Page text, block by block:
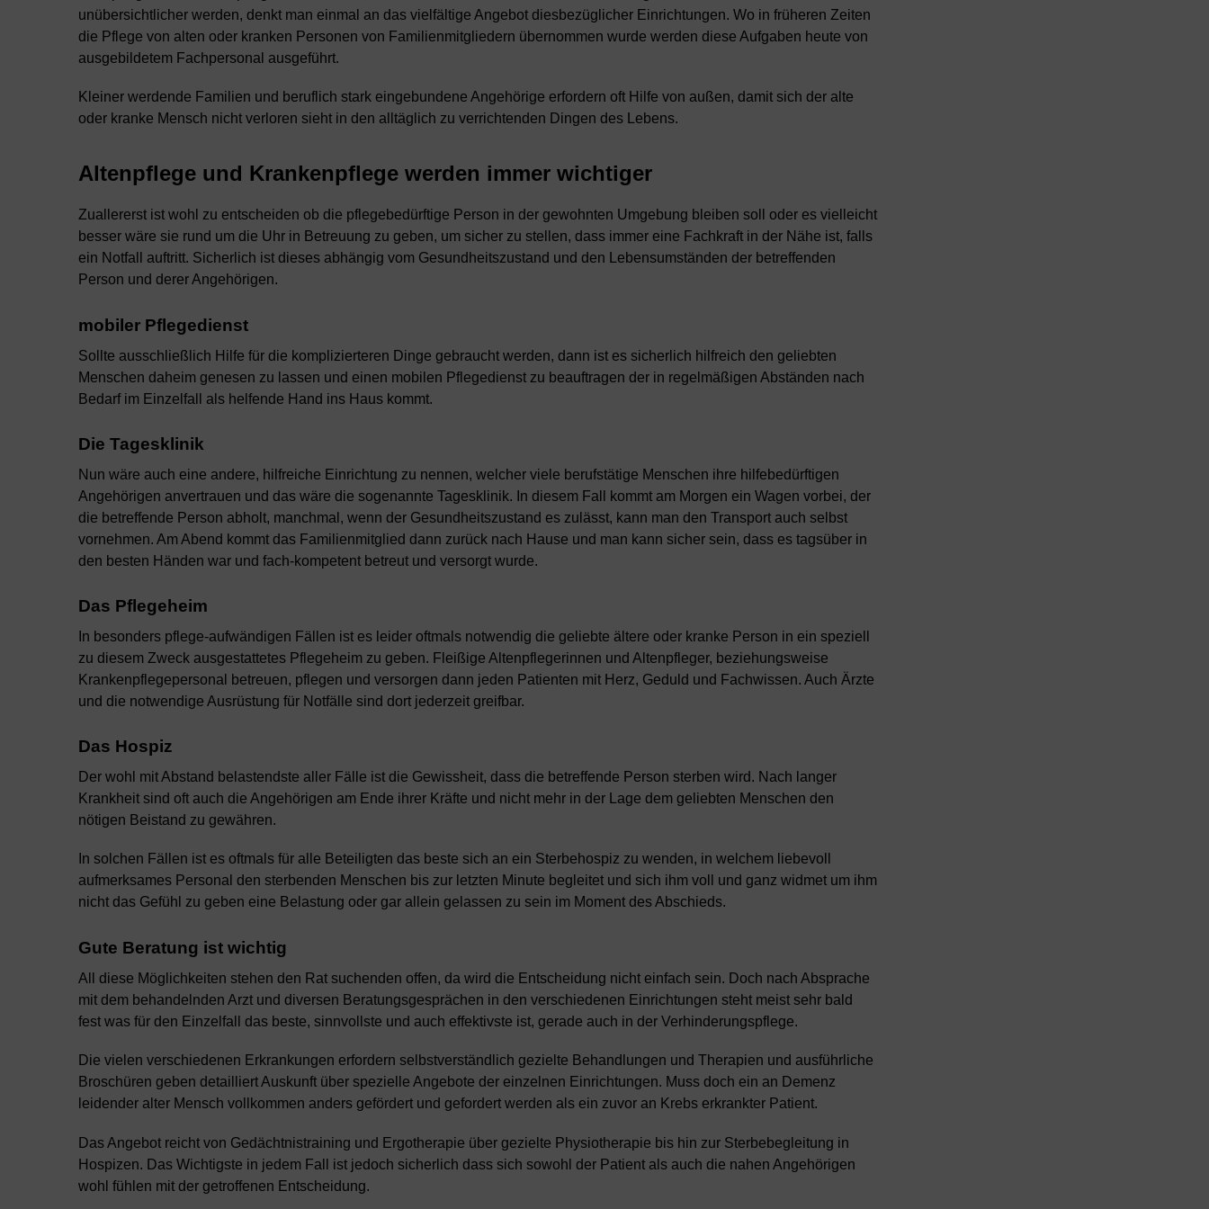
unübersichtlicher werden, denkt man einmal an das vielfältige Angebot diesbezüglicher Einrichtungen. Wo in früheren Zeiten
die Pflege von alten oder kranken Personen von Familienmitgliedern übernommen wurde werden diese Aufgaben heute von
ausgebildetem Fachpersonal ausgeführt.
Kleiner werdende Familien und beruflich stark eingebundene Angehörige erfordern oft Hilfe von außen, damit sich der alte
oder kranke Mensch nicht verloren sieht in den alltäglich zu verrichtenden Dingen des Lebens.
Altenpflege und Krankenpflege werden immer wichtiger
Zuallererst ist wohl zu entscheiden ob die pflegebedürftige Person in der gewohnten Umgebung bleiben soll oder es vielleicht
besser wäre sie rund um die Uhr in Betreuung zu geben, um sicher zu stellen, dass immer eine Fachkraft in der Nähe ist, falls
ein Notfall auftritt. Sicherlich ist dieses abhängig vom Gesundheitszustand und den Lebensumständen der betreffenden
Person und derer Angehörigen.
mobiler Pflegedienst
Sollte ausschließlich Hilfe für die komplizierteren Dinge gebraucht werden, dann ist es sicherlich hilfreich den geliebten
Menschen daheim genesen zu lassen und einen mobilen Pflegedienst zu beauftragen der in regelmäßigen Abständen nach
Bedarf im Einzelfall als helfende Hand ins Haus kommt.
Die Tagesklinik
Nun wäre auch eine andere, hilfreiche Einrichtung zu nennen, welcher viele berufstätige Menschen ihre hilfebedürftigen
Angehörigen anvertrauen und das wäre die sogenannte Tagesklinik. In diesem Fall kommt am Morgen ein Wagen vorbei, der
die betreffende Person abholt, manchmal, wenn der Gesundheitszustand es zulässt, kann man den Transport auch selbst
vornehmen. Am Abend kommt das Familienmitglied dann zurück nach Hause und man kann sicher sein, dass es tagsüber in
den besten Händen war und fach-kompetent betreut und versorgt wurde.
Das Pflegeheim
In besonders pflege-aufwändigen Fällen ist es leider oftmals notwendig die geliebte ältere oder kranke Person in ein speziell
zu diesem Zweck ausgestattetes Pflegeheim zu geben. Fleißige Altenpflegerinnen und Altenpfleger, beziehungsweise
Krankenpflegepersonal betreuen, pflegen und versorgen dann jeden Patienten mit Herz, Geduld und Fachwissen. Auch Ärzte
und die notwendige Ausrüstung für Notfälle sind dort jederzeit greifbar.
Das Hospiz
Der wohl mit Abstand belastendste aller Fälle ist die Gewissheit, dass die betreffende Person sterben wird. Nach langer
Krankheit sind oft auch die Angehörigen am Ende ihrer Kräfte und nicht mehr in der Lage dem geliebten Menschen den
nötigen Beistand zu gewähren.
In solchen Fällen ist es oftmals für alle Beteiligten das beste sich an ein Sterbehospiz zu wenden, in welchem liebevoll
aufmerksames Personal den sterbenden Menschen bis zur letzten Minute begleitet und sich ihm voll und ganz widmet um ihm
nicht das Gefühl zu geben eine Belastung oder gar allein gelassen zu sein im Moment des Abschieds.
Gute Beratung ist wichtig
All diese Möglichkeiten stehen den Rat suchenden offen, da wird die Entscheidung nicht einfach sein. Doch nach Absprache
mit dem behandelnden Arzt und diversen Beratungsgesprächen in den verschiedenen Einrichtungen steht meist sehr bald
fest was für den Einzelfall das beste, sinnvollste und auch effektivste ist, gerade auch in der Verhinderungspflege.
Die vielen verschiedenen Erkrankungen erfordern selbstverständlich gezielte Behandlungen und Therapien und ausführliche
Broschüren geben detailliert Auskunft über spezielle Angebote der einzelnen Einrichtungen. Muss doch ein an Demenz
leidender alter Mensch vollkommen anders gefördert und gefordert werden als ein zuvor an Krebs erkrankter Patient.
Das Angebot reicht von Gedächtnistraining und Ergotherapie über gezielte Physiotherapie bis hin zur Sterbebegleitung in
Hospizen. Das Wichtigste in jedem Fall ist jedoch sicherlich dass sich sowohl der Patient als auch die nahen Angehörigen
wohl fühlen mit der getroffenen Entscheidung.